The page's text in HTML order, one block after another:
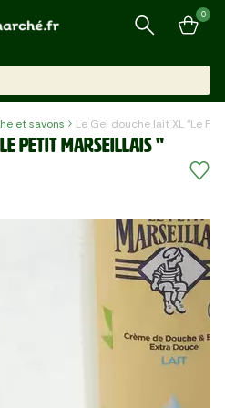
0
et savons Le Gel douche lait XL "Le
Petit Marseillais "